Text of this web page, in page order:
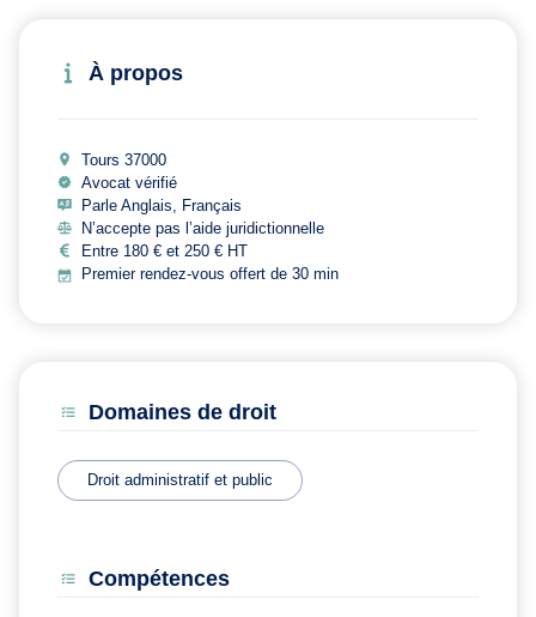
À propos
Tours 37000
Avocat vérifié
Parle Anglais, Français
N’accepte pas l’aide juridictionnelle
Entre 180 € et 250 € HT
Premier rendez-vous offert de 30 min
Domaines de droit
Droit administratif et public
Compétences